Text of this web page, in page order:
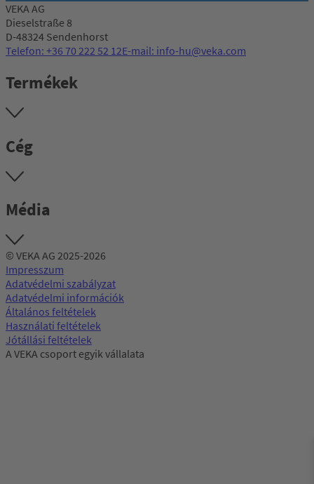
VEKA AG
Dieselstraße 8
D-48324 Sendenhorst
Telefon: +36 70 222 52 12E-mail: info-hu@veka.com
Termékek
Cég
Média
© VEKA AG 2025-2026
Impresszum
Adatvédelmi szabályzat
Adatvédelmi információk
Általános feltételek
Használati feltételek
Jótállási feltételek
A VEKA csoport egyik vállalata